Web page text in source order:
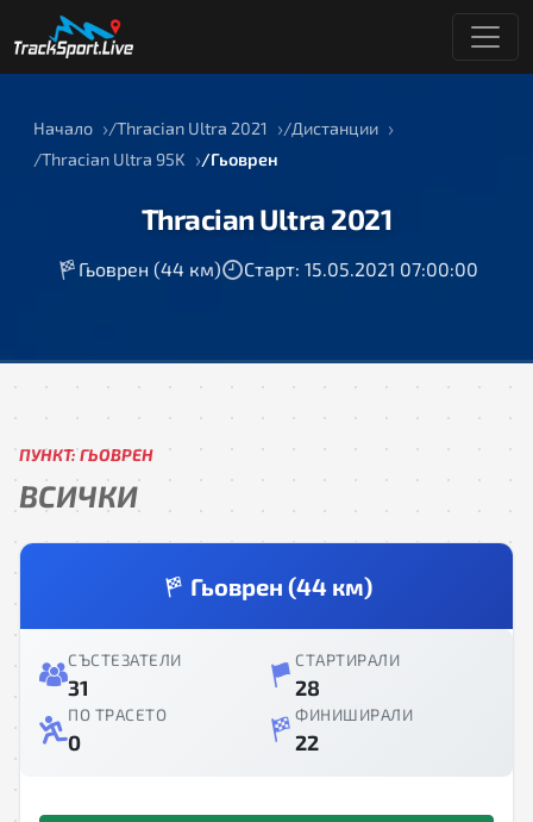
Начало Thracian Ultra 2021
Дистанции
Thracian Ultra 95K
Гьоврен
Thracian Ultra 2021
Гьоврен (44 км) Старт: 15.05.2021 07:00:00
ПУНКТ: ГЬОВРЕН
ВСИЧКИ
Гьоврен (44 км)
СЪСТЕЗАТЕЛИ
31
СТАРТИРАЛИ
28
ПО ТРАСЕТО
0
ФИНИШИРАЛИ
22